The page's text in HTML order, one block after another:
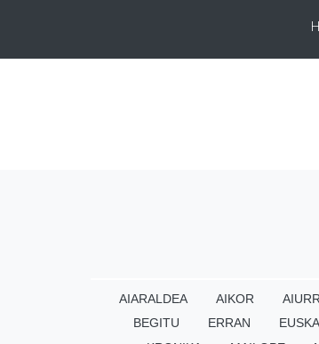
AIARALDEA AIKOR
BEGITU
ERRAN